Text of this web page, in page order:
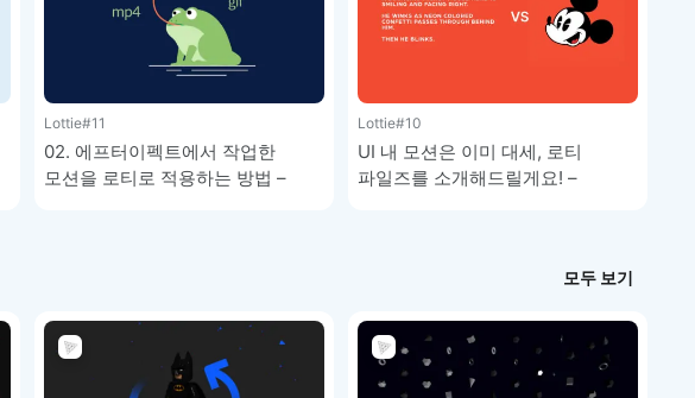
Lottie#11
02. 에프터이펙트에서 작업한
모션을 로티로 적용하는 방법 –
Lottie#10
UI 내 모션은 이미 대세, 로티
파일즈를 소개해드릴게요! –
모두 보기